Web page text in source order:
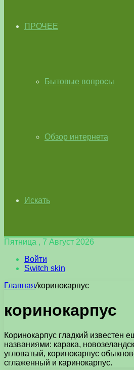
ПРОЧЕЕ
Бытовые вопросы
Обзор интернета
Искать
Пятница , 7 Август 2026
Войти
Switch skin
Главная/коринокарпус
коринокарпус
Коринокарпус гладкий известен
названиями: карака,
угловатый, коринокарпус
сглаженный и каринокарпус.